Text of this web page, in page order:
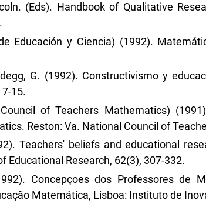
(Eds). Handbook of Qualitative
Educación y Ciencia) (1992).
G. (1992). Constructivismo y
15.
of Teachers Mathematics)
Reston: Va. National Council of
Teachers' beliefs and educational
Educational Research, 62(3), 307-332.
Concepçoes dos Professores de
Matemática, Lisboa: Instituto de